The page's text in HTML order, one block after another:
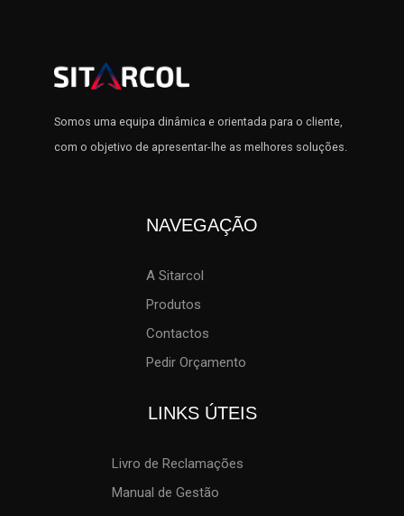
Somos uma equipa dinâmica e orientada para o cliente,
com o objetivo de apresentar-lhe as melhores soluções.
NAVEGAÇÃO
A Sitarcol
Produtos
Contactos
Pedir Orçamento
LINKS ÚTEIS
Livro de Reclamações
Manual de Gestão